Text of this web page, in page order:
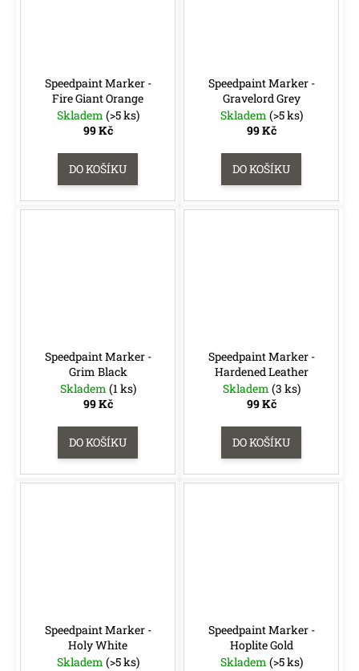
Speedpaint Marker -
Fire Giant Orange
Skladem (>5 ks)
99 Kč
DO KOŠÍKU
Speedpaint Marker -
Gravelord Grey
Skladem (>5 ks)
99 Kč
DO KOŠÍKU
Speedpaint Marker -
Grim Black
Skladem (1 ks)
99 Kč
DO KOŠÍKU
Speedpaint Marker -
Hardened Leather
Skladem (3 ks)
99 Kč
DO KOŠÍKU
Speedpaint Marker -
Holy White
Skladem (>5 ks)
Speedpaint Marker -
Hoplite Gold
Skladem (>5 ks)